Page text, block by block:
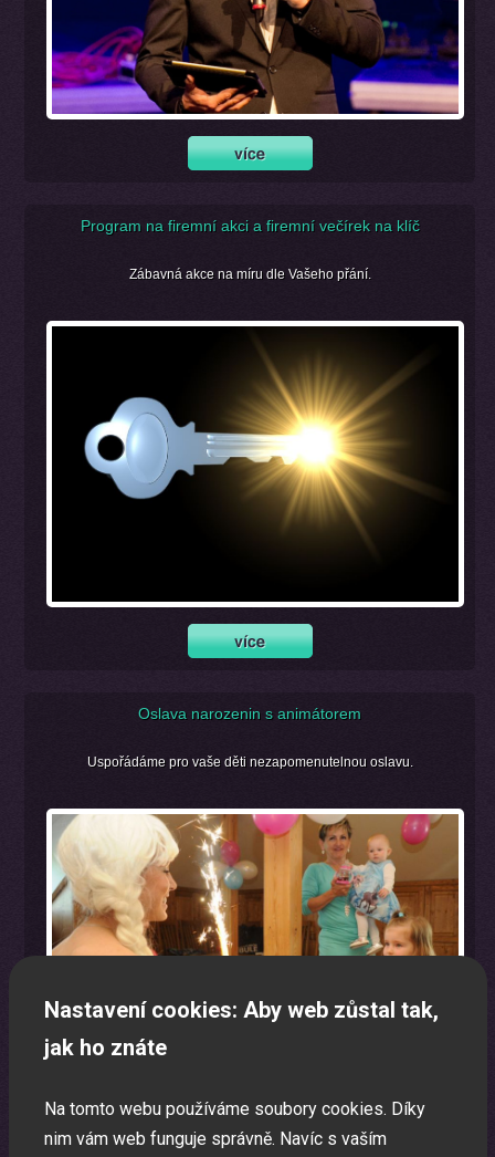
Program na firemní akci a firemní večírek na klíč
Zábavná akce na míru dle Vašeho přání.
Oslava narozenin s animátorem
Uspořádáme pro vaše děti nezapomenutelnou oslavu.
Nastavení cookies: Aby web zůstal tak,
jak ho znáte
Na tomto webu používáme soubory cookies. Díky
nim vám web funguje správně. Navíc s vaším